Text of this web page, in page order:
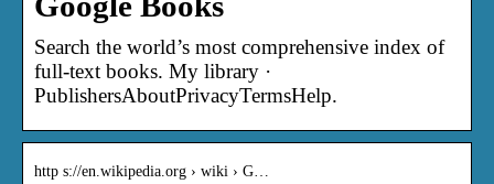
Search the world’s most comprehensive index of
full-text books. My library ·
PublishersAboutPrivacyTermsHelp.
http s://en.wikipedia.org › wiki › G…